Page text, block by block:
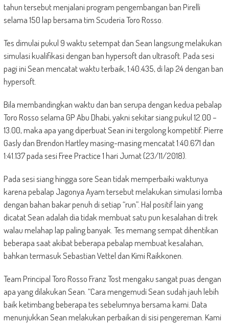
tahun tersebut menjalani program pengembangan ban Pirelli
selama 150 lap bersama tim Scuderia Toro Rosso.
Tes dimulai pukul 9 waktu setempat dan Sean langsung melakukan
simulasi kualifikasi dengan ban hypersoft dan ultrasoft. Pada sesi
pagi ini Sean mencatat waktu terbaik, 1:40.435, di lap 24 dengan ban
hypersoft.
Bila membandingkan waktu dan ban serupa dengan kedua pebalap
Toro Rosso selama GP Abu Dhabi, yakni sekitar siang pukul 12.00 –
13.00, maka apa yang diperbuat Sean ini tergolong kompetitif. Pierre
Gasly dan Brendon Hartley masing-masing mencatat 1:40.671 dan
1:41.137 pada sesi Free Practice 1 hari Jumat (23/11/2018).
Pada sesi siang hingga sore Sean tidak memperbaiki waktunya
karena pebalap Jagonya Ayam tersebut melakukan simulasi lomba
dengan bahan bakar penuh di setiap “run”. Hal positif lain yang
dicatat Sean adalah dia tidak membuat satu pun kesalahan di trek
walau melahap lap paling banyak. Tes memang sempat dihentikan
beberapa saat akibat beberapa pebalap membuat kesalahan,
bahkan termasuk Sebastian Vettel dan Kimi Raikkonen.
Team Principal Toro Rosso Franz Tost mengaku sangat puas dengan
apa yang dilakukan Sean. “Cara mengemudi Sean sudah jauh lebih
baik ketimbang beberapa tes sebelumnya bersama kami. Data
menunjukkan Sean melakukan perbaikan di sisi pengereman. Kami